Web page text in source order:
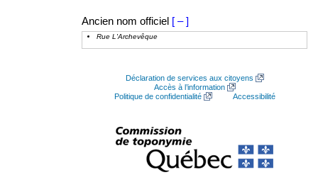
Ancien nom officiel [ – ]
Rue L'Archevêque
Déclaration de services aux citoyens
Accès à l’information
Politique de confidentialité
Accessibilité